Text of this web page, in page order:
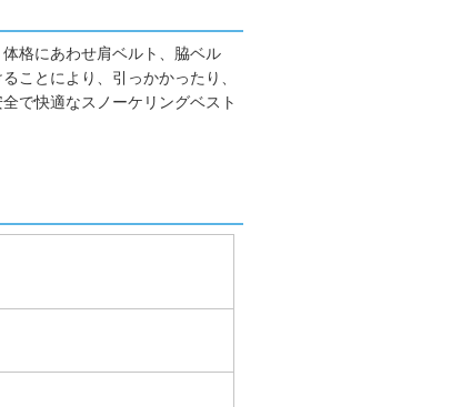
格にあわせ肩ベルト、脇ベル
ことにより、引っかかったり、
で快適なスノーケリングベスト